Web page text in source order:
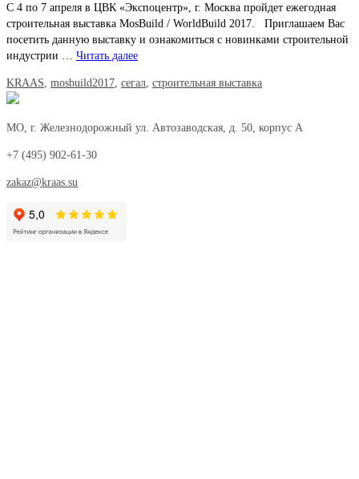
С 4 по 7 апреля в ЦВК «Экспоцентр», г. Москва пройдет ежегодная
строительная выставка MosBuild / WorldBuild 2017. Приглашаем Вас
посетить данную выставку и ознакомиться с новинками строительной
индустрии … Читать далее
KRAAS mosbuild2017 сегал строительная выставка
МО, г. Железнодорожный ул. Автозаводская, д. 50, корпус А
+7 (495) 902-61-30
zakaz@kraas.su